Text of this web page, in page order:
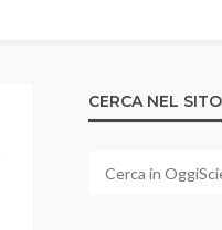
CERCA NEL SITO